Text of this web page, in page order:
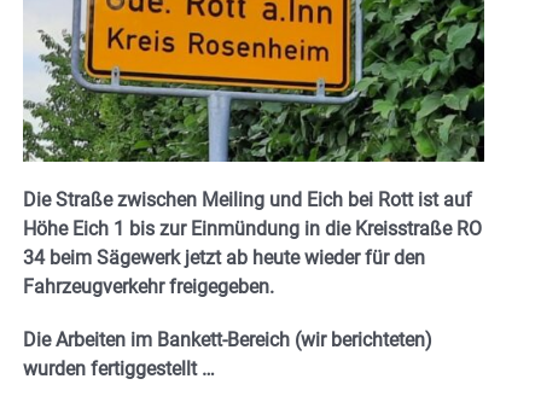
Die Straße zwischen Meiling und Eich bei Rott ist auf
Höhe Eich 1 bis zur Einmündung in die Kreisstraße RO
34 beim Sägewerk jetzt ab heute wieder für den
Fahrzeugverkehr freigegeben.
DieArbeiten im Bankett-Bereich (wir berichteten)
wurden fertiggestellt …